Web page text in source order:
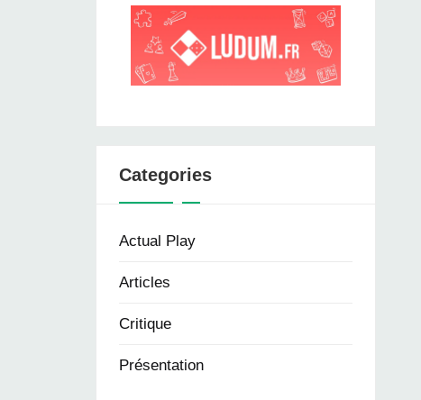
Categories
Actual Play
Articles
Critique
Présentation